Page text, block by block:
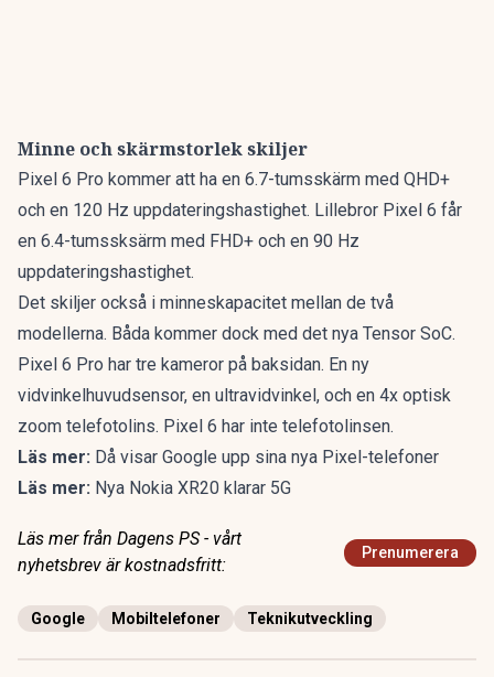
Minne och skärmstorlek skiljer
Pixel 6 Pro kommer att ha en 6.7-tumsskärm med QHD+
och en 120 Hz uppdateringshastighet. Lillebror Pixel 6 får
en 6.4-tumssksärm med FHD+ och en 90 Hz
uppdateringshastighet.
Det skiljer också i minneskapacitet mellan de två
modellerna. Båda kommer dock med det nya Tensor SoC.
Pixel 6 Pro har tre kameror på baksidan. En ny
vidvinkelhuvudsensor, en ultravidvinkel, och en 4x optisk
zoom telefotolins. Pixel 6 har inte telefotolinsen.
Läs mer: Då visar Google upp sina nya Pixel-telefoner
Läs mer: Nya Nokia XR20 klarar 5G
Läs mer från Dagens PS - vårt
nyhetsbrev är kostnadsfritt:
Prenumerera
Google Mobiltelefoner Teknikutveckling